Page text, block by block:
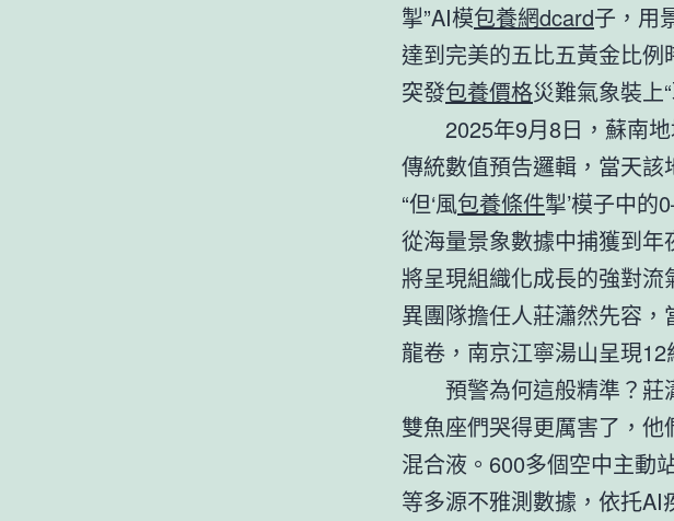
掣”AI模包養網dcard子，用
達到完美的五比五黃金比
突發包養價格災難氣象裝上
2025年9月8日，蘇南
傳統數值預告邏輯，當天該
“但‘風包養條件掣’模子中
從海量景象數據中捕獲到
將呈現組織化成長的強對流
異團隊擔任人莊瀟然先容
龍卷，南京江寧湯山呈現
預警為何這般精準？
雙魚座們哭得更厲害了，
混合液。600多個空中主動
等多源不雅測數據，依托AI